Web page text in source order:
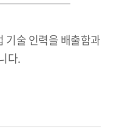
기술 인력을 배출함과
다.